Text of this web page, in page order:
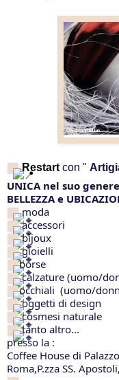
Restart con "
UNICA nel suo
BELLEZZA e
moda
accessori
bijoux
gioielli
borse
calzature (uomo/
occhiali  (uomo/
oggetti di design
cosmesi naturale
tanto altro...
presso la :
Coffee House di
Roma,P.zza SS.